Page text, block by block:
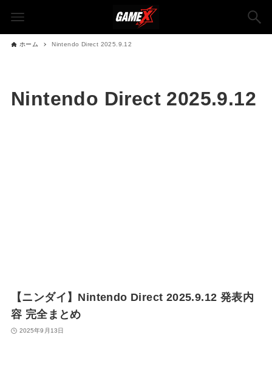
ホーム Nintendo Direct 2025.9.12
Nintendo Direct 2025.9.12
【ニンダイ】Nintendo Direct 2025.9.12 発表内
容 完全まとめ
2025年9月13日